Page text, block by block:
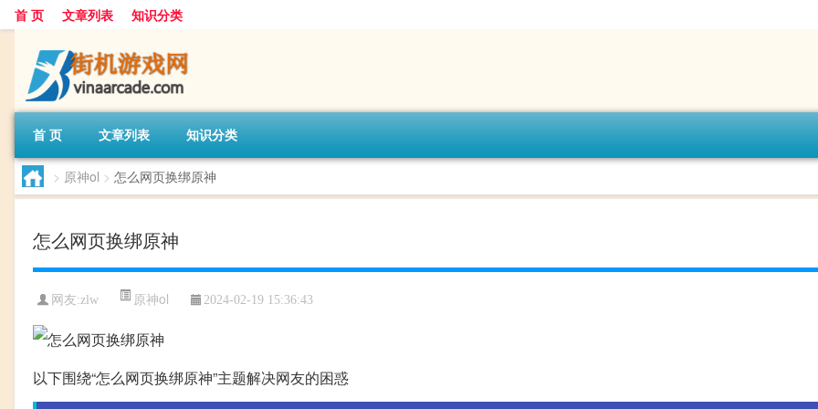
首 页 文章列表 知识分类
首 页 文章列表 知识分类
> 原神ol > 怎么网页换绑原神
怎么网页换绑原神
网友:zlw 原神ol 2024-02-19 15:36:43
以下围绕“怎么网页换绑原神”主题解决网友的困惑